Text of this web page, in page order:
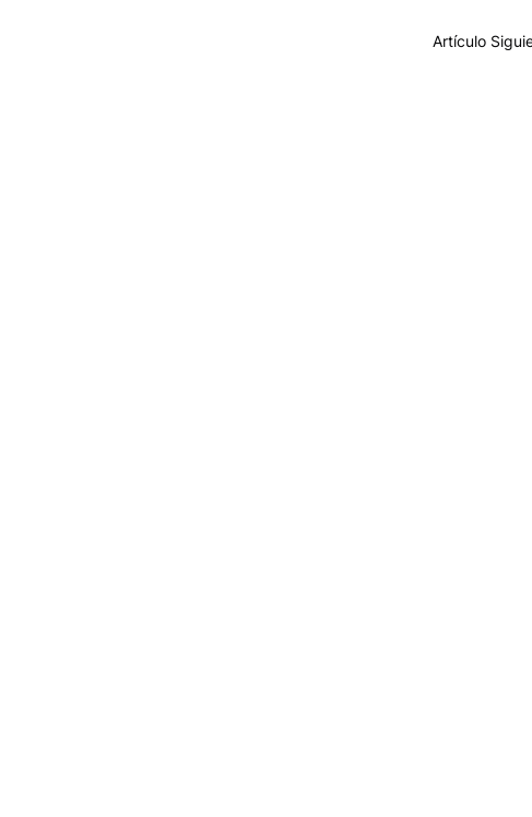
Artículo